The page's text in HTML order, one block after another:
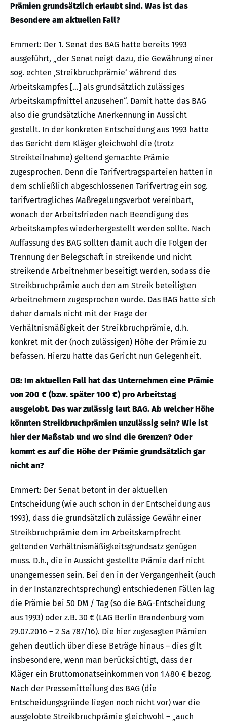
Prämien grundsätzlich erlaubt sind. Was ist das
Besondere am aktuellen Fall?
Emmert: Der 1. Senat des BAG hatte bereits 1993
ausgeführt, „der Senat neigt dazu, die Gewährung einer
sog. echten ‚Streikbruchprämie‘ während des
Arbeitskampfes […] als grundsätzlich zulässiges
Arbeitskampfmittel anzusehen“. Damit hatte das BAG
also die grundsätzliche Anerkennung in Aussicht
gestellt. In der konkreten Entscheidung aus 1993 hatte
das Gericht dem Kläger gleichwohl die (trotz
Streikteilnahme) geltend gemachte Prämie
zugesprochen. Denn die Tarifvertragsparteien hatten in
dem schließlich abgeschlossenen Tarifvertrag ein sog.
tarifvertragliches Maßregelungsverbot vereinbart,
wonach der Arbeitsfrieden nach Beendigung des
Arbeitskampfes wiederhergestellt werden sollte. Nach
Auffassung des BAG sollten damit auch die Folgen der
Trennung der Belegschaft in streikende und nicht
streikende Arbeitnehmer beseitigt werden, sodass die
Streikbruchprämie auch den am Streik beteiligten
Arbeitnehmern zugesprochen wurde. Das BAG hatte sich
daher damals nicht mit der Frage der
Verhältnismäßigkeit der Streikbruchprämie, d.h.
konkret mit der (noch zulässigen) Höhe der Prämie zu
befassen. Hierzu hatte das Gericht nun Gelegenheit.
DB: Im aktuellen Fall hat das Unternehmen eine Prämie
von 200 € (bzw. später 100 €) pro Arbeitstag
ausgelobt. Das war zulässig laut BAG. Ab welcher Höhe
könnten Streikbruchprämien unzulässig sein? Wie ist
hier der Maßstab und wo sind die Grenzen? Oder
kommt es auf die Höhe der Prämie grundsätzlich gar
nicht an?
Emmert: Der Senat betont in der aktuellen
Entscheidung (wie auch schon in der Entscheidung aus
1993), dass die grundsätzlich zulässige Gewähr einer
Streikbruchprämie dem im Arbeitskampfrecht
geltenden Verhältnismäßigkeitsgrundsatz genügen
muss. D.h., die in Aussicht gestellte Prämie darf nicht
unangemessen sein. Bei den in der Vergangenheit (auch
in der Instanzrechtsprechung) entschiedenen Fällen lag
die Prämie bei 50 DM / Tag (so die BAG-Entscheidung
aus 1993) oder z.B. 30 € (LAG Berlin Brandenburg vom
29.07.2016 – 2 Sa 787/16). Die hier zugesagten Prämien
gehen deutlich über diese Beträge hinaus – dies gilt
insbesondere, wenn man berücksichtigt, dass der
Kläger ein Bruttomonatseinkommen von 1.480 € bezog.
Nach der Pressemitteilung des BAG (die
Entscheidungsgründe liegen noch nicht vor) war die
ausgelobte Streikbruchprämie gleichwohl – „auch